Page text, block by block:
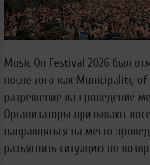
Music On Festival 2026 был
после того как Municipality
разрешение на проведение
Организаторы призывают
направляться на место
разъяснить ситуацию по